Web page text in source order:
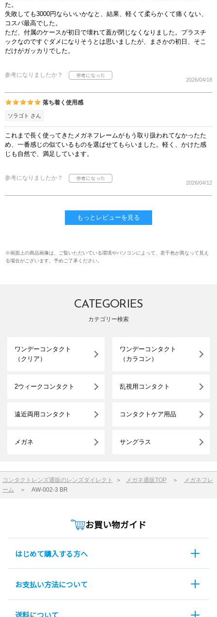
た。
失敗しても3000円ならいいかなと、結果、軽くて柔らかくて痛くない、
コスパ最高でした。
ただ、付属のケースが初日で壊れて蓋が閉じなくなりました。プラスチ
ックなのですぐダメになりそうとは思いましたが、まさかの初日、そこ
だけがガッカリでした。
参考になりましたか？
2026/04/18
落ち着く使用感
ソラゴト さん
これまで長く使ってきたメガネフレームがもう取り扱われてなかったた
め、一番感じの似ているものを選ばせてもらいました。軽く、かけた感
じも自然で、満足しています。
参考になりましたか？
2026/04/12
もっとレビューを見る
※画面上の商品画像は、ご覧いただいている環境やパソコンによって、若干色が異なって見え
る場合がございます。予めご了承ください。
CATEGORIES
カテゴリー検索
ワンデーコンタクト
（クリア）
ワンデーコンタクト
（カラコン）
2ウィークコンタクト 乱視用コンタクト
遠近両用コンタクト コンタクトケア用品
メガネ サングラス
コンタクトレンズ通販のレンズダイレクト ＞ メガネ通販TOP ＞
メガネフレ
ーム
＞ AW-002-3 BR
お買い物ガイド
はじめて購入する方へ
お支払い方法について
送料について